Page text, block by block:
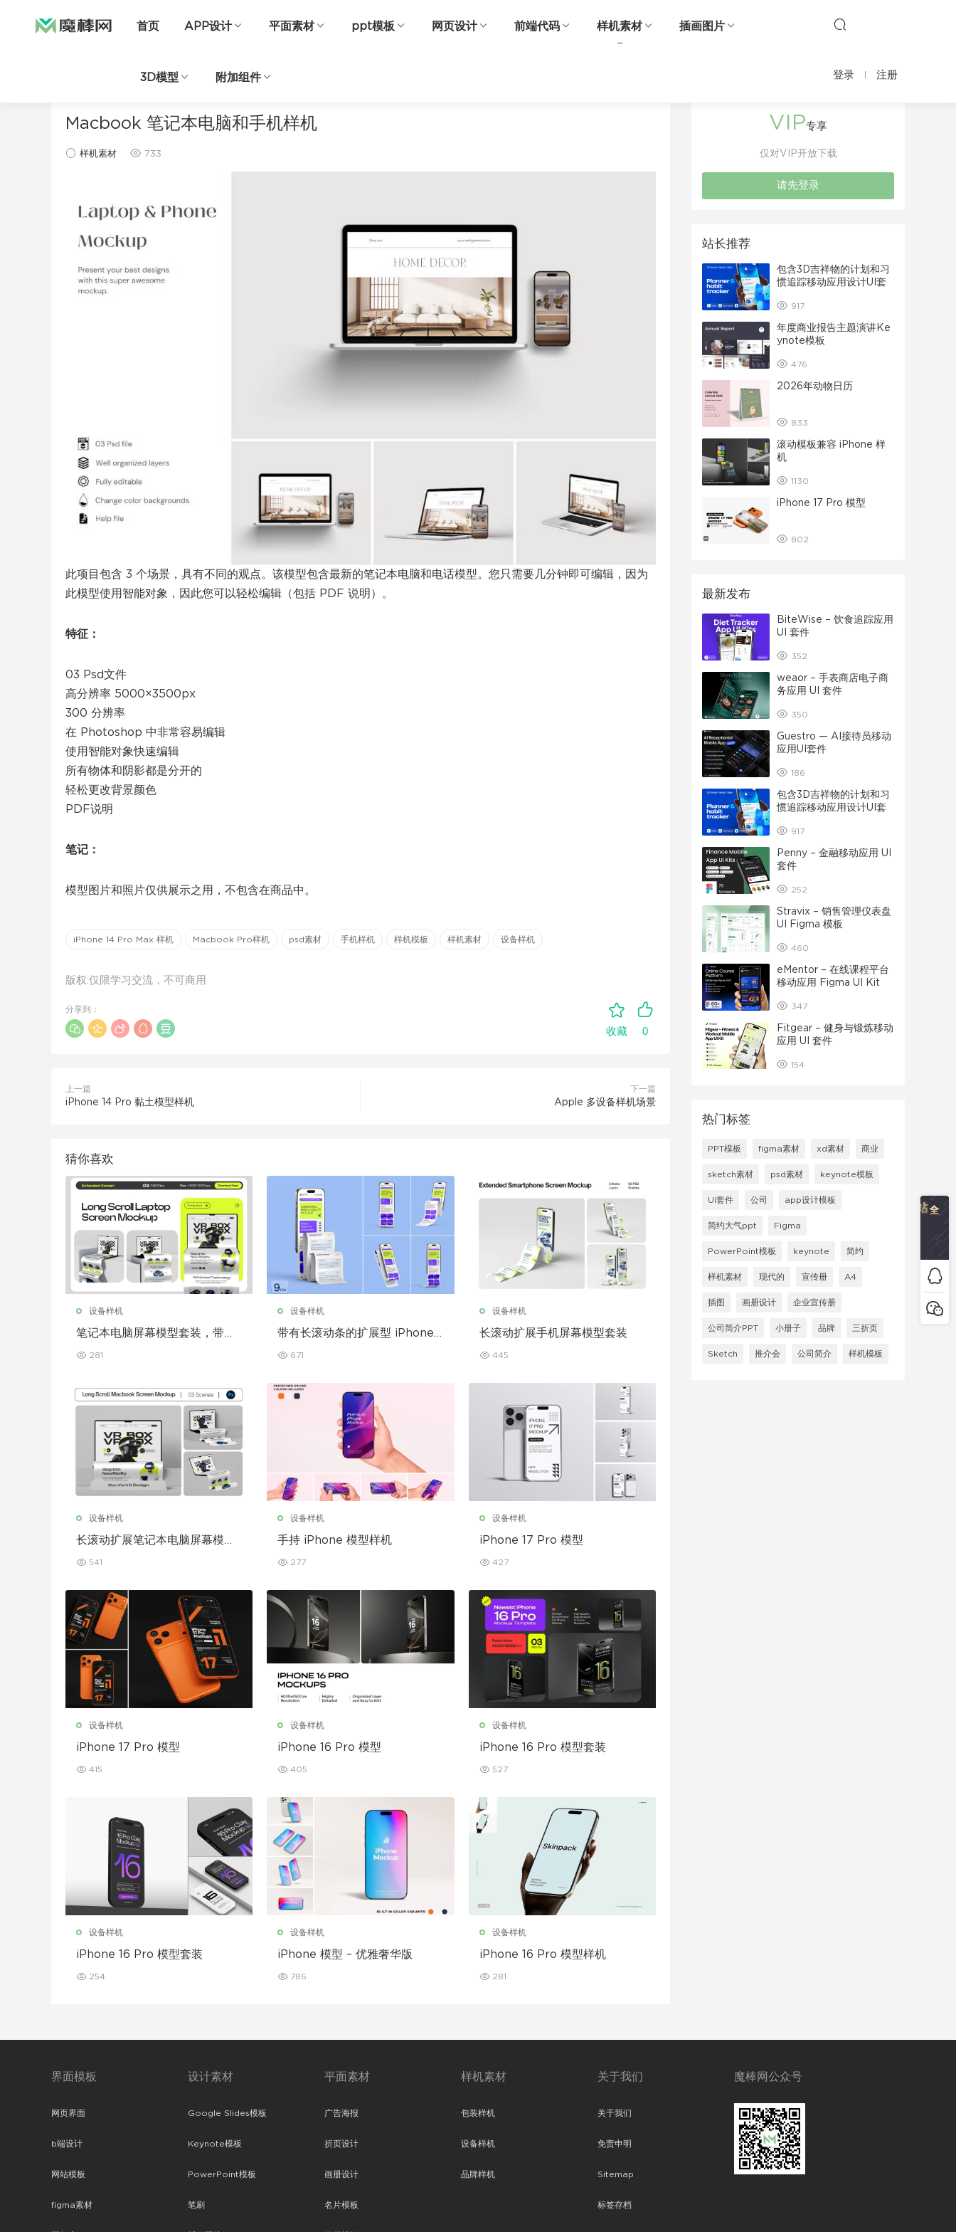
首页 APP设计 平面素材 ppt模板 网页设计 前端代码 样机素材 插画图片
3D模型 附加组件 登录 注册
样机素材
Macbook 笔记本电脑和手机样机
样机素材 733
此项目包含 3 个场景，具有不同的观点。该模型包含最新的笔记本电脑和电话模型。您只需要几分钟即可编辑，因为
此模型使用智能对象，因此您可以轻松编辑（包括 PDF 说明）。
特征：
03 Psd文件
高分辨率 5000×3500px
300 分辨率
在 Photoshop 中非常容易编辑
使用智能对象快速编辑
所有物体和阴影都是分开的
轻松更改背景颜色
PDF说明
笔记：
模型图片和照片仅供展示之用，不包含在商品中。
iPhone 14 Pro Max 样机 Macbook Pro样机 psd素材 手机样机 样机模板 样机素材 设备样机
版权:仅限学习交流，不可商用
收藏 0
分享到：
上一篇
iPhone 14 Pro 黏土模型样机
下一篇
Apple 多设备样机场景
猜你喜欢
设备样机
笔记本电脑屏幕模型套装，带加
281
设备样机
带有长滚动条的扩展型 iPhone
671
设备样机
长滚动扩展手机屏幕模型套装
445
设备样机
长滚动扩展笔记本电脑屏幕模型
541
设备样机
手持 iPhone 模型样机
277
设备样机
iPhone 17 Pro 模型
427
设备样机
iPhone 17 Pro 模型
415
设备样机
iPhone 16 Pro 模型
405
设备样机
iPhone 16 Pro 模型套装
527
设备样机
iPhone 16 Pro 模型套装
254
设备样机
iPhone 模型 – 优雅奢华版
786
设备样机
iPhone 16 Pro 模型样机
281
VIP专享
仅对VIP开放下载
请先登录
站长推荐
包含3D吉祥物的计划和习
惯追踪移动应用设计UI套
917
年度商业报告主题演讲Ke
ynote模板
476
2026年动物日历
833
滚动模板兼容 iPhone 样
机
1130
iPhone 17 Pro 模型
802
最新发布
BiteWise – 饮食追踪应用
UI 套件
352
weaor – 手表商店电子商
务应用 UI 套件
350
Guestro — AI接待员移动
应用UI套件
186
包含3D吉祥物的计划和习
惯追踪移动应用设计UI套
917
Penny – 金融移动应用 UI
套件
252
Stravix – 销售管理仪表盘
UI Figma 模板
460
eMentor – 在线课程平台
移动应用 Figma UI Kit
347
Fitgear – 健身与锻炼移动
应用 UI 套件
154
热门标签
PPT模板 figma素材 xd素材 商业
sketch素材 psd素材 keynote模板
Ui套件 公司 app设计模板
简约大气ppt Figma
PowerPoint模板 keynote 简约
样机素材 现代的 宣传册 A4
插图 画册设计 企业宣传册
公司简介PPT 小册子 品牌 三折页
Sketch 推介会 公司简介 样机模板
界面模板
网页界面
b端设计
网站模板
figma素材
设计素材
Google Slides模板
Keynote模板
PowerPoint模板
笔刷
平面素材
广告海报
折页设计
画册设计
名片模板
样机素材
包装样机
设备样机
品牌样机
关于我们
关于我们
免责申明
Sitemap
标签存档
魔棒网公众号